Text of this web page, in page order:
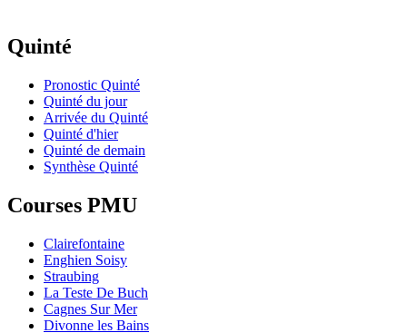
Quinté
Pronostic Quinté
Quinté du jour
Arrivée du Quinté
Quinté d'hier
Quinté de demain
Synthèse Quinté
Courses PMU
Clairefontaine
Enghien Soisy
Straubing
La Teste De Buch
Cagnes Sur Mer
Divonne les Bains